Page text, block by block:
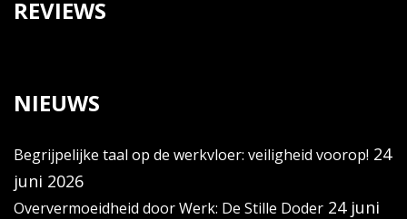
REVIEWS
NIEUWS
Begrijpelijke taal op de werkvloer: veiligheid voorop! 24
juni 2026
Oververmoeidheid door Werk: De Stille Doder 24 juni